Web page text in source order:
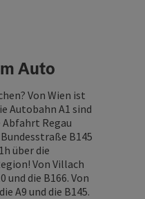
Auto
Von Wien ist
Autobahn A1 sind
Abfahrt Regau
B145
über die
Von Villach
und die B166. Von
A9 und die B145.